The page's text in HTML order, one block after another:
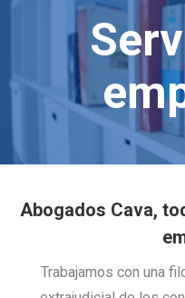
Abogados Cava,
Trabajamos con una